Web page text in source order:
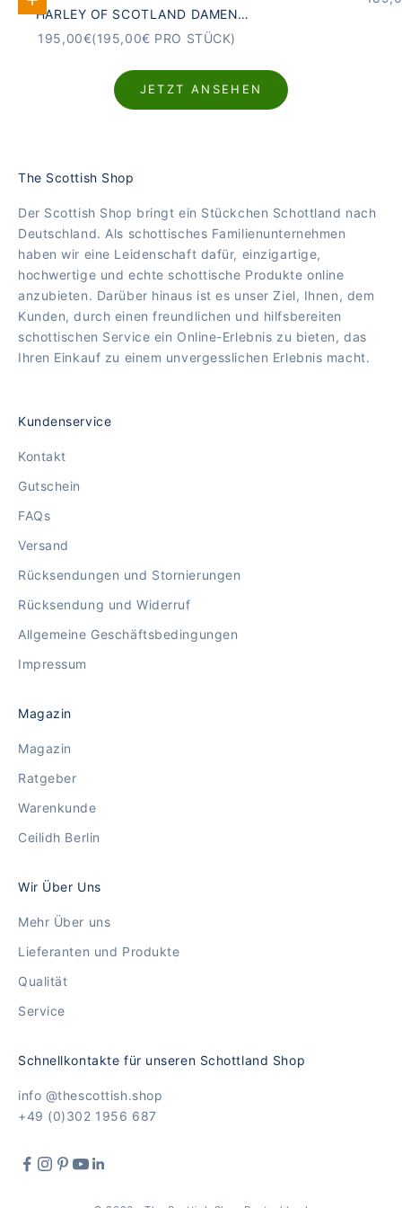
Optionen auswählen
HARLEY OF SCOTLAND DAMEN
SCHURWOLLE FAIR ISLE PULLOVER
ANGEBOT
195,00€(195,00€ PRO STÜCK)
JETZT ANSEHEN
The Scottish Shop
Der Scottish Shop bringt ein Stückchen Schottland nach
Deutschland. Als schottisches Familienunternehmen
haben wir eine Leidenschaft dafür, einzigartige,
hochwertige und echte schottische Produkte online
anzubieten. Darüber hinaus ist es unser Ziel, Ihnen, dem
Kunden, durch einen freundlichen und hilfsbereiten
schottischen Service ein Online-Erlebnis zu bieten, das
Ihren Einkauf zu einem unvergesslichen Erlebnis macht.
Kundenservice
Kontakt
Gutschein
FAQs
Versand
Rücksendungen und Stornierungen
Rücksendung und Widerruf
Allgemeine Geschäftsbedingungen
Impressum
Magazin
Magazin
Ratgeber
Warenkunde
Ceilidh Berlin
Wir Über Uns
Mehr Über uns
Lieferanten und Produkte
Qualität
Service
Schnellkontakte für unseren Schottland Shop
info @thescottish.shop
+49 (0)302 1956 687